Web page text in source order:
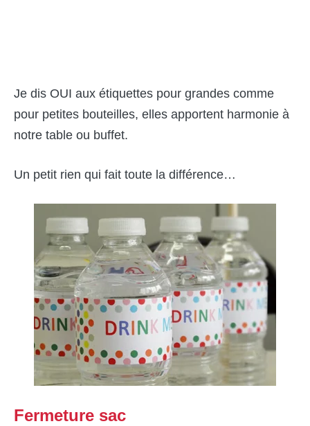
Je dis OUI aux étiquettes pour grandes comme
pour petites bouteilles, elles apportent harmonie à
notre table ou buffet.
Un petit rien qui fait toute la différence…
Fermeture sac